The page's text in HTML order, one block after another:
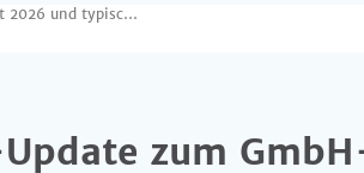
11.08.2026 / Aktuelles Rechtsprechungs-Update zum GmbH-Recht 2026 und typische Problembereiche
zum